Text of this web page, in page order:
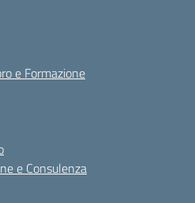
e Formazione
e Consulenza